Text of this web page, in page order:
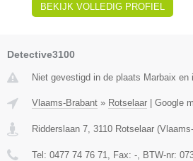
BEKIJK VOLLEDIG PROFIEL
Detective3100
Niet gevestigd in de plaats Marbaix en
Vlaams-Brabant » Rotselaar Google
Ridderslaan 7 3110 Rotselaar (
Tel: 0477 74 76 71 , Fax: - , BTW-nr: